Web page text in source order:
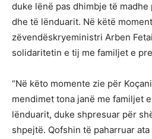
duke lënë pas dhimbje të
dhe të lënduarit. Në këtë
zëvendëskryeministri Arben
solidaritetin e tij me familjet e
“Në këto momente zie për
mendimet tona janë me familjet
lënduarit, duke shpresuar për
shpejtë. Qofshin të paharruar